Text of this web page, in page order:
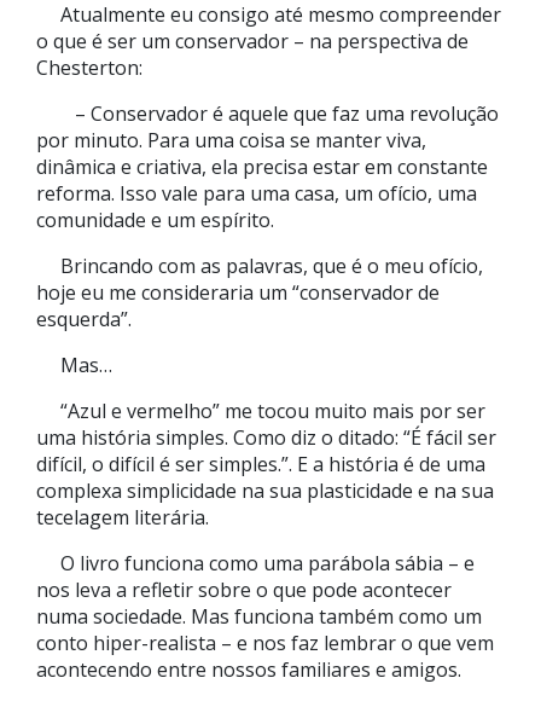
Atualmente eu consigo até mesmo compreender
o que é ser um conservador – na perspectiva de
Chesterton:
– Conservador é aquele que faz uma revolução
por minuto. Para uma coisa se manter viva,
dinâmica e criativa, ela precisa estar em constante
reforma. Isso vale para uma casa, um ofício, uma
comunidade e um espírito.
Brincando com as palavras, que é o meu ofício,
hoje eu me consideraria um “conservador de
esquerda”.
Mas…
“Azul e vermelho” me tocou muito mais por ser
uma história simples. Como diz o ditado: “É fácil ser
difícil, o difícil é ser simples.”. E a história é de uma
complexa simplicidade na sua plasticidade e na sua
tecelagem literária.
O livro funciona como uma parábola sábia – e
nos leva a refletir sobre o que pode acontecer
numa sociedade. Mas funciona também como um
conto hiper-realista – e nos faz lembrar o que vem
acontecendo entre nossos familiares e amigos.